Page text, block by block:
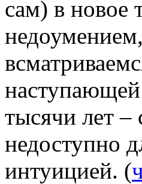
сам) в новое
тысячи лет –
недоступно
интуицией. (